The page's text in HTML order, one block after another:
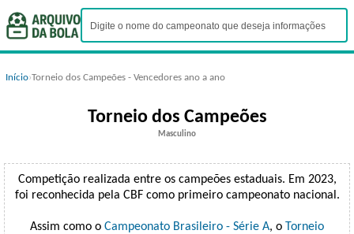
Início›Torneio dos Campeões - Vencedores ano a ano
Torneio dos Campeões
Masculino
Competição realizada entre os campeões estaduais. Em 2023,
foi reconhecida pela CBF como primeiro campeonato nacional.
Assim como o Campeonato Brasileiro - Série A, o Torneio